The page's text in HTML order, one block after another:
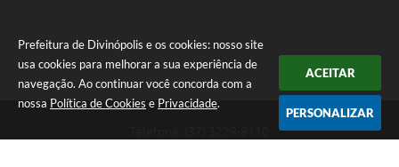
Prefeitura de Divinópolis e os cookies: nosso site
usa cookies para melhorar a sua experiência de
navegação. Ao continuar você concorda com a
nossa Política de Cookies e Privacidade.
ACEITAR
PERSONALIZAR